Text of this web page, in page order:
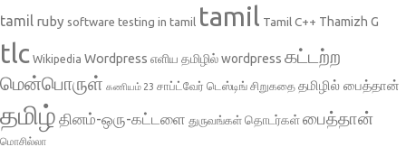
tamil ruby software testing in tamil tamil Tamil C++ Thamizh G
tlc Wikipedia Wordpress எளிய தமிழில் wordpress கட்டற்ற
மென்பொருள் கணியம் 23 சாப்ட்வேர் டெஸ்டிங் சிறுகதை தமிழில் பைத்தான்
தமிழ் தினம்-ஒரு-கட்டளை துருவங்கள் தொடர்கள்பைத்தான்
மொசில்லா